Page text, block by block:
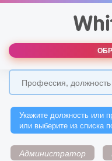
Укажите должность или
или выберите из списка
Администратор